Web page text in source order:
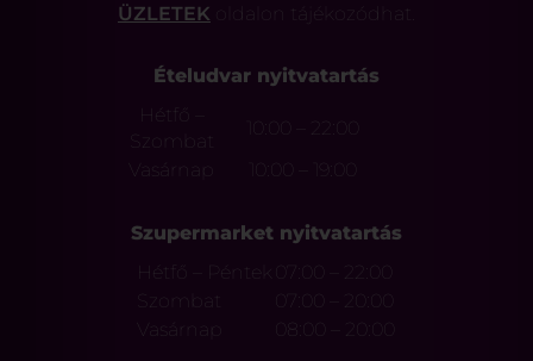
ÜZLETEK oldalon tájékozódhat.
Ételudvar nyitvatartás
Hétfő –
Szombat
10:00 – 22:00
Vasárnap
Szupermarket nyitvatartás
Hétfő – Péntek
07:00 – 22:00
Szombat
07:00 – 20:00
Vasárnap
08:00 – 20:00